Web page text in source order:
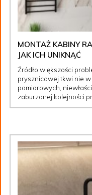
MONTAŻ KABINY
JAK ICH UNIKNĄĆ
Źródło większości
prysznicowej tkwi nie w
pomiarowych,
zaburzonej kolejności